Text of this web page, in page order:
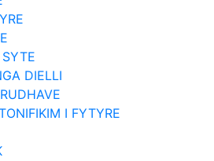
SYTE
DIELLI
I FYTYRE